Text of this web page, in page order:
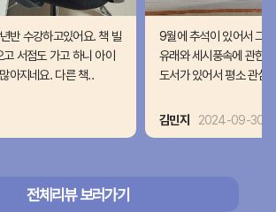
반 수강하고있어요. 책 빌
서점도 가고 하니 아이
아지네요. 다른 책..
9월에 추석이 있어서 그
유래와 세시풍속에 관한
도서가 있어서 평소 관심
김민지 2024-09-30
전체리뷰 보러가기